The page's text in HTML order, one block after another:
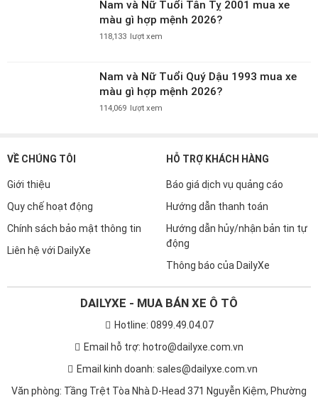
Nam và Nữ Tuổi Tân Tỵ 2001 mua xe
màu gì hợp mệnh 2026?
118,133 lượt xem
Nam và Nữ Tuổi Quý Dậu 1993 mua xe
màu gì hợp mệnh 2026?
114,069 lượt xem
VỀ CHÚNG TÔI
Giới thiệu
Quy chế hoạt động
Chính sách bảo mật thông tin
Liên hệ với DailyXe
HỖ TRỢ KHÁCH HÀNG
Báo giá dịch vụ quảng cáo
Hướng dẫn thanh toán
Hướng dẫn hủy/nhận bản tin tự
động
Thông báo của DailyXe
DAILYXE - MUA BÁN XE Ô TÔ
Hotline: 0899.49.04.07
Email hỗ trợ: hotro@dailyxe.com.vn
Email kinh doanh: sales@dailyxe.com.vn
Văn phòng: Tầng Trệt Tòa Nhà D-Head 371 Nguyễn Kiệm, Phường